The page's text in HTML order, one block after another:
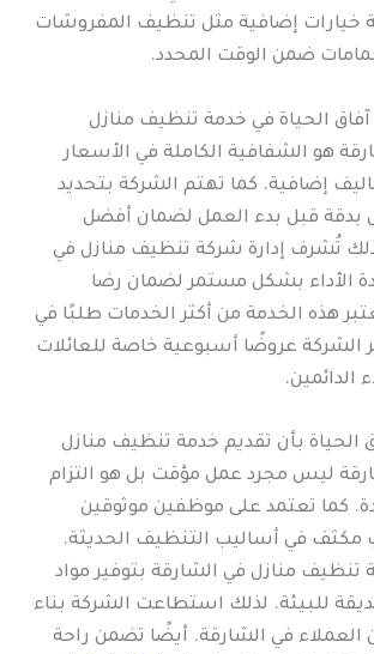
خيارات إضافية مثل تنظيف المفروشات
ضمن الوقت المحدد.
الحياة في خدمة تنظيف منازل
هو الشفافية الكاملة في الأسعار
إضافية. كما تهتم الشركة بتحديد
بدقة قبل بدء العمل لضمان أفضل
تُشرف إدارة شركة تنظيف منازل في
الأداء بشكل مستمر لضمان رضا
هذه الخدمة من أكثر الخدمات طلبًا في
الشركة عروضًا أسبوعية خاصة للعائلات
الدائمين.
الحياة بأن تقديم خدمة تنظيف منازل
ليس مجرد عمل مؤقت بل هو التزام
كما تعتمد على موظفين موثوقين
مكثف في أساليب التنظيف الحديثة.
تنظيف منازل في الشارقة بتوفير مواد
للبيئة. لذلك استطاعت الشركة بناء
في الشارقة. أيضًا تضمن راحة